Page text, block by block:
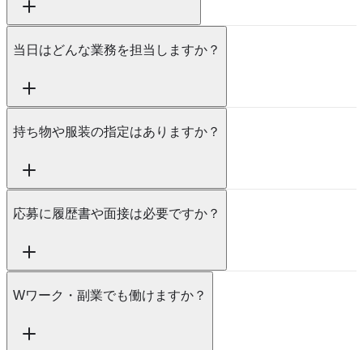
当日はどんな業務を担当しますか？
持ち物や服装の指定はありますか？
応募に履歴書や面接は必要ですか？
Wワーク・副業でも働けますか？